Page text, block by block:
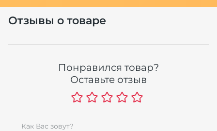
Отзывы о товаре
Понравился товар?
Оставьте отзыв
Как Вас зовут?